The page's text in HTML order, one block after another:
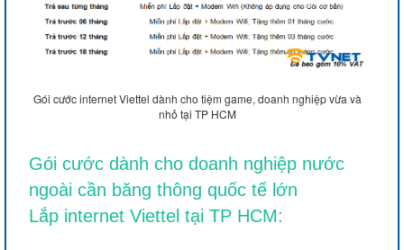
Gói cước internet Viettel dành cho tiệm game, doanh nghiệp vừa và
nhỏ tại TP HCM
Gói cước dành cho doanh nghiệp nước
ngoài cần băng thông quốc tế lớn
Lắp internet Viettel tại TP HCM: